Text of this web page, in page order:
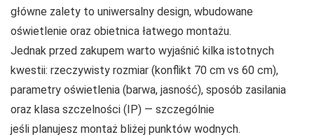
główne zalety to uniwersalny design, wbudowane
oświetlenie oraz obietnica łatwego montażu.
Jednak przed zakupem warto wyjaśnić kilka istotnych
kwestii: rzeczywisty rozmiar (konflikt 70 cm vs 60 cm),
parametry oświetlenia (barwa, jasność), sposób zasilania
oraz klasa szczelności (IP) — szczególnie
jeśli planujesz montaż bliżej punktów wodnych.